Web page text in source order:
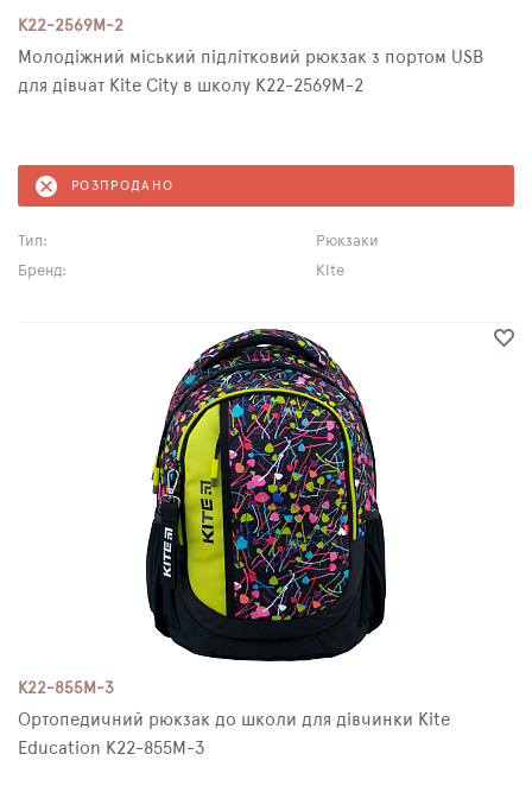
K22-2569M-2
Молодіжний міський підлітковий рюкзак з портом USB
для дівчат Kite City в школу K22-2569M-2
РОЗПРОДАНО
Тип:
Рюкзаки
Бренд:
Kite
K22-855M-3
Ортопедичний рюкзак до школи для дівчинки Kite
Education K22-855M-3